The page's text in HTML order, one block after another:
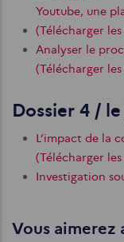
Youtube, une
(Télécharger
Analyser le
(Télécharger
Dossier 4 /
L’impact de la
(Télécharger
Investigation
Vous aimerez